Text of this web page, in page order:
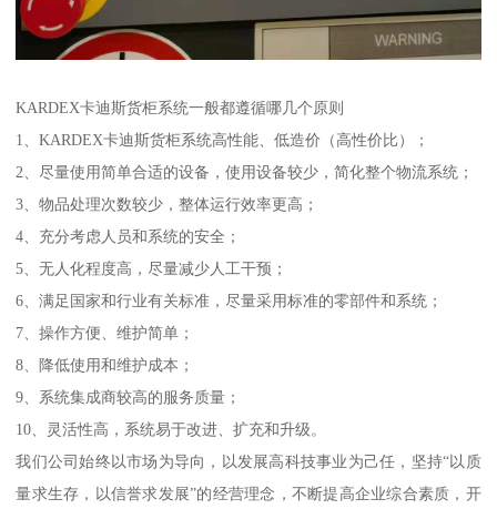
KARDEX卡迪斯货柜系统一般都遵循哪几个原则
1、KARDEX卡迪斯货柜系统高性能、低造价（高性价比）；
2、尽量使用简单合适的设备，使用设备较少，简化整个物流系统；
3、物品处理次数较少，整体运行效率更高；
4、充分考虑人员和系统的安全；
5、无人化程度高，尽量减少人工干预；
6、满足国家和行业有关标准，尽量采用标准的零部件和系统；
7、操作方便、维护简单；
8、降低使用和维护成本；
9、系统集成商较高的服务质量；
10、灵活性高，系统易于改进、扩充和升级。
我们公司始终以市场为导向，以发展高科技事业为己任，坚持“以质
量求生存，以信誉求发展”的经营理念，不断提高企业综合素质，开